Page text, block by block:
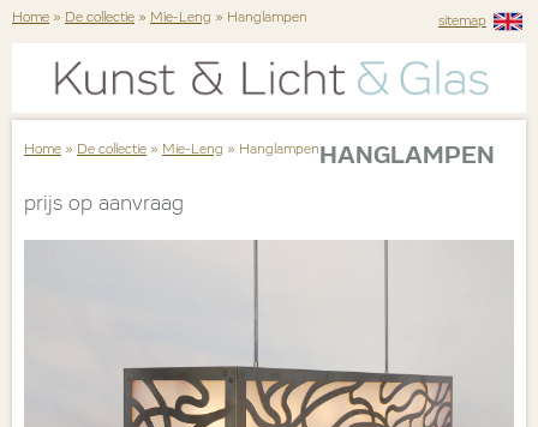
Home » De collectie » Mie-Leng » Hanglampen sitemap
Home » De collectie » Mie-Leng » Hanglampen HANGLAMPEN
prijs op aanvraag